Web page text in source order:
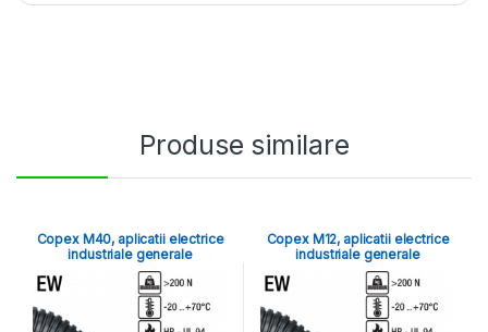
Produse similare
Copex M40, aplicatii electrice
industriale generale
Copex M12, aplicatii electrice
industriale generale